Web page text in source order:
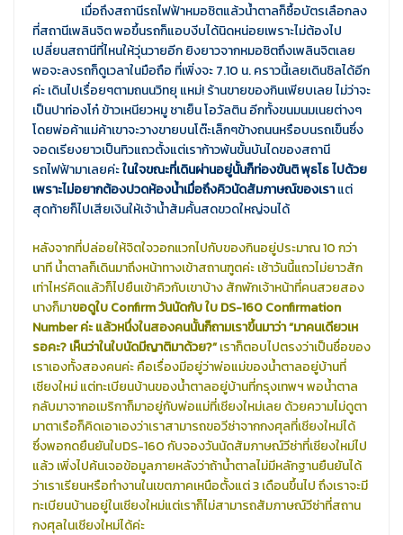
เมื่อถึงสถานีรถไฟฟ้าหมอชิตแล้วน้ำตาลก็ซื้อบัตรเลือกลง
ที่สถานีเพลินจิต พอขึ้นรถก็แอบงีบได้นิดหน่อยเพราะไม่ต้องไป
เปลี่ยนสถานีที่ไหนให้วุ่นวายอีก ยิงยาวจากหมอชิตถึงเพลินจิตเลย
พอจะลงรถก็ดูเวลาในมือถือ ที่เพิ่งจะ 7.10 น. คราวนี้เลยเดินชิลได้อีก
ค่ะ เดินไปเรื่อยๆตามถนนวิทยุ แหม่! ร้านขายของกินเพียบเลย ไม่ว่าจะ
เป็นปาท่องโก๋ ข้าวเหนียวหมู ชาเย็น โอวัลติน อีกทั้งขนมนมเนยต่างๆ
โดยพ่อค้าแม่ค้าเขาจะวางขายบนโต๊ะเล็กๆข้างถนนหรือบนรถเข็นซึ่ง
จอดเรียงยาวเป็นทิวแถวตั้งแต่เราก้าวพ้นขั้นบันไดของสถานี
รถไฟฟ้ามาเลยค่ะในใจขณะที่เดินผ่านอยู่นั้นก็ท่องขันติ พุธโธ ไปด้วย
เพราะไม่อยากต้องปวดห้องน้ำเมื่อถึงคิวนัดสัมภาษณ์ของเราแต่
สุดท้ายก็ไปเสียเงินให้เจ้าน้ำส้มคั้นสดขวดใหญ่จนได้
หลังจากที่ปล่อยให้จิตใจวอกแวกไปกับของกินอยู่ประมาณ 10 กว่า
นาที น้ำตาลก็เดินมาถึงหน้าทางเข้าสถานฑูตค่ะ เช้าวันนี้แถวไม่ยาวสัก
เท่าไหร่คิดแล้วก็ไปยืนเข้าคิวกับเขาบ้าง สักพักเจ้าหน้าที่คนสวยสอง
นางก็มาขอดูใบ Confirm วันนัดกับ ใบ DS-160 Confirmation
Number ค่ะ แล้วหนึ่งในสองคนนั้นก็ถามเราขึ้นมาว่า “มาคนเดียวเห
รอคะ? เห็นว่าในใบนัดมีญาติมาด้วย?”เราก็ตอบไปตรงว่าเป็นชื่อของ
เราเองทั้งสองคนค่ะ คือเรื่องมีอยู่ว่าพ่อแม่ของน้ำตาลอยู่บ้านที่
เชียงใหม่ แต่ทะเบียนบ้านของน้ำตาลอยู่บ้านที่กรุงเทพฯ พอน้ำตาล
กลับมาจากอเมริกาก็มาอยู่กับพ่อแม่ที่เชียงใหม่เลย ด้วยความไม่ดูตา
มาตาเรือก็คิดเอาเองว่าเราสามารถขอวีซ่าจากกงศุลที่เชียงใหม่ได้
ซึ่งพอกดยืนยันใบDS-160 กับจองวันนัดสัมภาษณ์วีซ่าที่เชียงใหม่ไป
แล้ว เพิ่งไปค้นเจอข้อมูลภายหลังว่าถ้าน้ำตาลไม่มีหลักฐานยืนยันได้
ว่าเราเรียนหรือทำงานในเขตภาคเหนือตั้งแต่ 3 เดือนขึ้นไป ถึงเราจะมี
ทะเบียนบ้านอยู่ในเชียงใหม่แต่เราก็ไม่สามารถสัมภาษณ์วีซ่าที่สถาน
กงศุลในเชียงใหม่ได้ค่ะ